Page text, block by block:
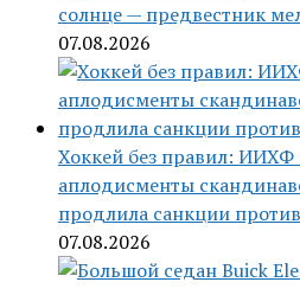
солнце — предвестник
07.08.2026
Хоккей без правил: ИИХФ
аплодисменты
продлила санкции
07.08.2026